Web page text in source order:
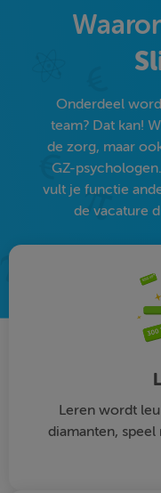
Onderdeel
team? Dat kan!
de zorg, maar
GZ-
vult je functie
de vacature
Leren wordt
diamanten,